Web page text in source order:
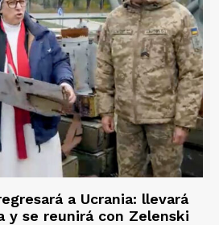
a Ucrania: llevará
y se reunirá con Zelenski